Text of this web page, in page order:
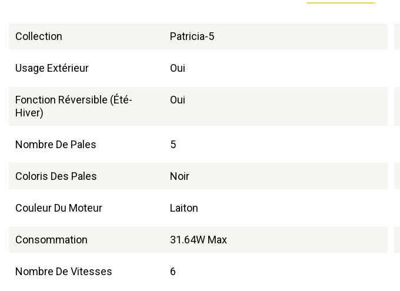
Collection Patricia-5
Usage Extérieur Oui
Fonction Réversible (été-
Hiver)
Oui
Nombre De Pales 5
Coloris Des Pales Noir
Couleur Du Moteur Laiton
Consommation 31.64W Max
Nombre De Vitesses 6